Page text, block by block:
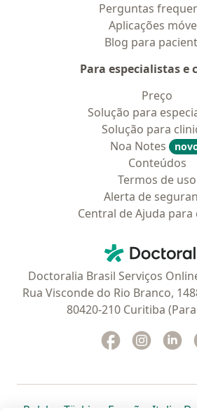
Perguntas
Aplicações
Blog para
Para especialistas e
Preço
Solução para
Solução para
Noa Notes
Conteúdos
Termos de uso
Alerta de
Central de Ajuda para
Doctoralia Brasil Serviços
Rua Visconde do Rio Branco,
80420-210 Curitiba
Facebook
abre num
abre